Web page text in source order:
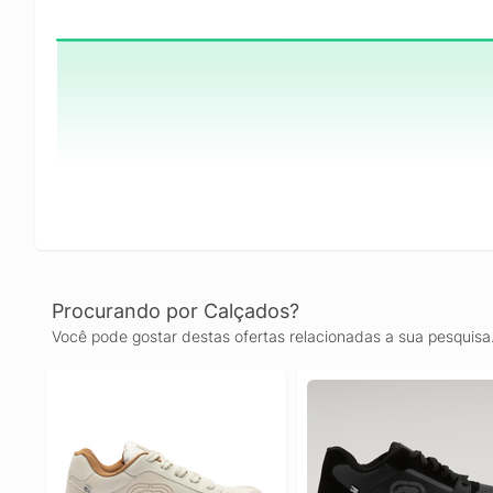
Procurando por Calçados?
Você pode gostar destas ofertas relacionadas a sua